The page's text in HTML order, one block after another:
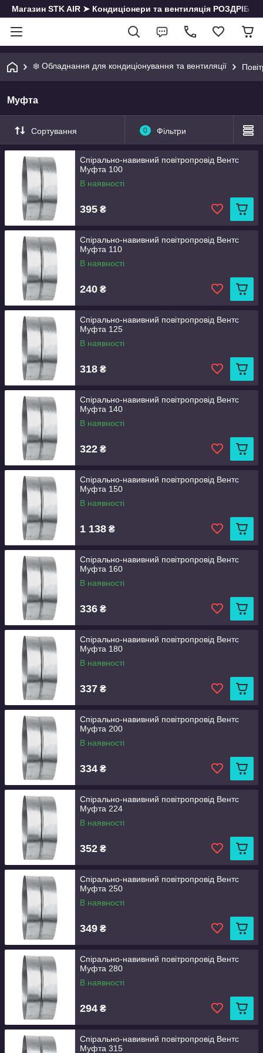
Магазин STK AIR ➤ Кондиціонери та вентиляція РОЗДРІБ
❄️ Обладнання для кондиціонування та вентиляції
Муфта
Сортування 0 Фільтри
Спірально-навивний повітропровід Вентс
Муфта 100
В наявності
395 ₴
Спірально-навивний повітропровід Вентс
Муфта 110
В наявності
240 ₴
Спірально-навивний повітропровід Вентс
Муфта 125
В наявності
318 ₴
Спірально-навивний повітропровід Вентс
Муфта 140
В наявності
322 ₴
Спірально-навивний повітропровід Вентс
Муфта 150
В наявності
1 138 ₴
Спірально-навивний повітропровід Вентс
Муфта 160
В наявності
336 ₴
Спірально-навивний повітропровід Вентс
Муфта 180
В наявності
337 ₴
Спірально-навивний повітропровід Вентс
Муфта 200
В наявності
334 ₴
Спірально-навивний повітропровід Вентс
Муфта 224
В наявності
352 ₴
Спірально-навивний повітропровід Вентс
Муфта 250
В наявності
349 ₴
Спірально-навивний повітропровід Вентс
Муфта 280
В наявності
294 ₴
Спірально-навивний повітропровід Вентс
Муфта 315